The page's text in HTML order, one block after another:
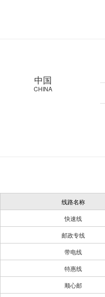
中国
CHINA
线路名称
快速线
邮政专线
带电线
特惠线
顺心邮